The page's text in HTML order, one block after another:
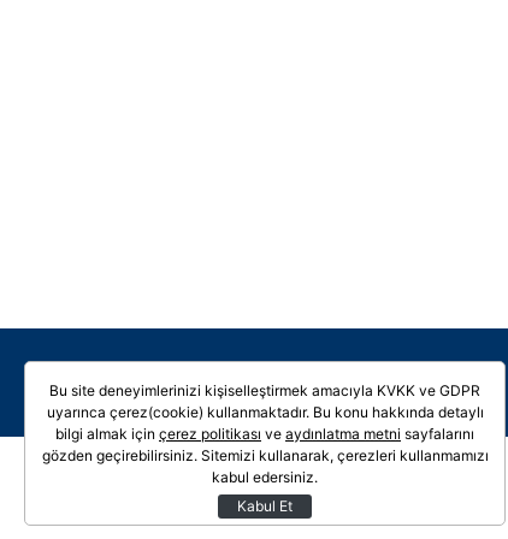
Galeri Video
Bu site deneyimlerinizi kişiselleştirmek amacıyla KVKK ve GDPR
uyarınca çerez(cookie) kullanmaktadır. Bu konu hakkında detaylı
bilgi almak için çerez politikası ve aydınlatma metni sayfalarını
gözden geçirebilirsiniz. Sitemizi kullanarak, çerezleri kullanmamızı
kabul edersiniz.
Kabul Et